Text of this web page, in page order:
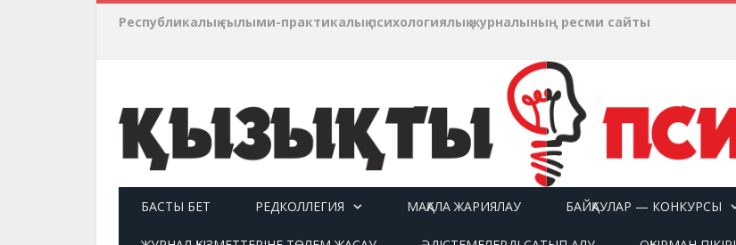
Республикалық ғылыми-практикалық психологиялық журналының ресми сайты
БАСТЫ БЕТ РЕДКОЛЛЕГИЯ МАҚАЛА ЖАРИЯЛАУ БАЙҚАУЛАР — КОНКУРСЫ